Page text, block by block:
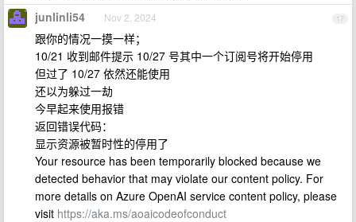
17
junlinli54 Nov 2, 2024
跟你的情况一摸一样；
10/21 收到邮件提示 10/27 号其中一个订阅号将开始停用
但过了 10/27 依然还能使用
还以为躲过一劫
今早起来使用报错
返回错误代码：
显示资源被暂时性的停用了
Your resource has been temporarily blocked because we
detected behavior that may violate our content policy. For
more details on Azure OpenAI service content policy, please
visit https://aka.ms/aoaicodeofconduct